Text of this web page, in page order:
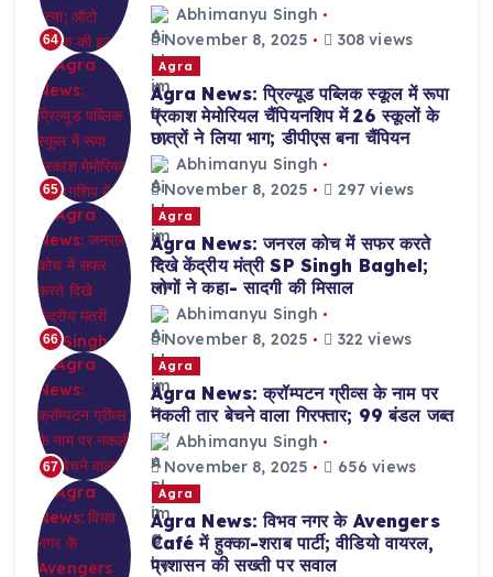
64
Abhimanyu Singh
November 8, 2025
308 views
65
Agra
Agra News: प्रिल्यूड पब्लिक स्कूल में रूपा
प्रकाश मेमोरियल चैंपियनशिप में 26 स्कूलों के
छात्रों ने लिया भाग; डीपीएस बना चैंपियन
Abhimanyu Singh
November 8, 2025
297 views
66
Agra
Agra News: जनरल कोच में सफर करते
दिखे केंद्रीय मंत्री SP Singh Baghel;
लोगों ने कहा- सादगी की मिसाल
Abhimanyu Singh
November 8, 2025
322 views
67
Agra
Agra News: क्रॉम्पटन ग्रीव्स के नाम पर
नकली तार बेचने वाला गिरफ्तार; 99 बंडल जब्त
Abhimanyu Singh
November 8, 2025
656 views
Agra
Agra News: विभव नगर के Avengers
Café में हुक्का-शराब पार्टी; वीडियो वायरल,
प्रशासन की सख्ती पर सवाल